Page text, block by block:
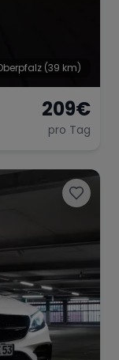
Maserati
(39 km)
209€
pro Tag